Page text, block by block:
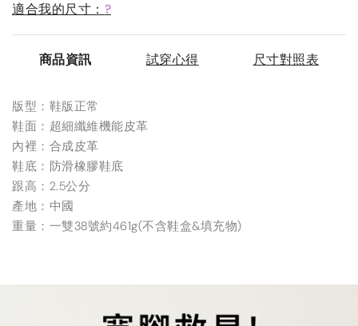
適合我的尺寸： ?
商品資訊 試穿心得 尺寸對照表
版型：鞋版正常
鞋面：超細纖維機能皮革
內裡：合成皮革
鞋底：防滑橡膠鞋底
跟高：2.5公分
產地：中國
重量：一雙38號約461g(不含鞋盒&填充物)